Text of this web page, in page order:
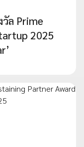
ล Prime
2025